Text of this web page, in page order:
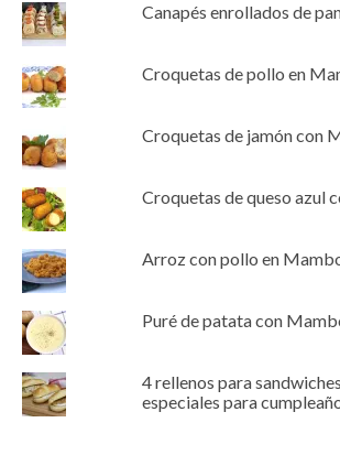
Canapés enrollados de
Croquetas de pollo en
Croquetas de jamón con
Croquetas de queso azul
Arroz con pollo en
Puré de patata con
4 rellenos para
especiales para